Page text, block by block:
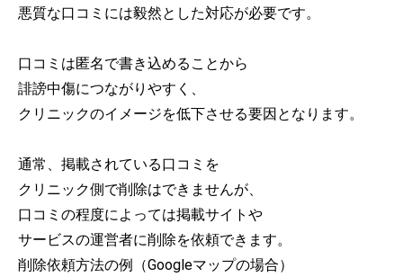
悪質な口コミには毅然とした対応が必要です。
口コミは匿名で書き込めることから
誹謗中傷につながりやすく、
クリニックのイメージを低下させる要因となります。
通常、掲載されている口コミを
クリニック側で削除はできませんが、
口コミの程度によっては掲載サイトや
サービスの運営者に削除を依頼できます。
削除依頼方法の例（Googleマップの場合）